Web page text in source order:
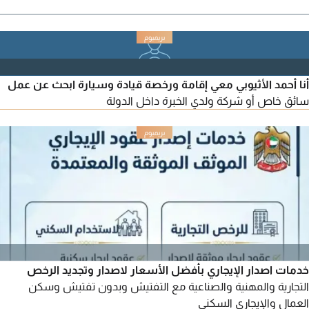
أنا أحمد الأثيوبي معي إقامة ورخصة قيادة وسيارة ابحث عن عمل
سائق خاص أو شركة ولدي الخبرة داخل الدولة
خدمات اصدار الإيجاري بأفضل الأسعار لاصدار وتجديد الرخص
التجارية والمهنية والصناعية مع التفتيش وبدون تفتيش وسكن
العمال والإيجاري السكني